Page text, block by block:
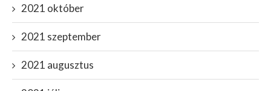
2021 október
2021 szeptember
2021 augusztus